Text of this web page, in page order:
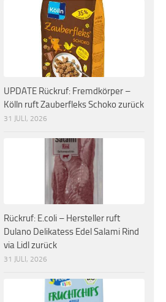
UPDATE Rückruf: Fremdkörper –
Kölln ruft Zauberfleks Schoko zurück
31 JULI, 2026
Rückruf: E.coli – Hersteller ruft
Dulano Delikatess Edel Salami Rind
via Lidl zurück
31 JULI, 2026